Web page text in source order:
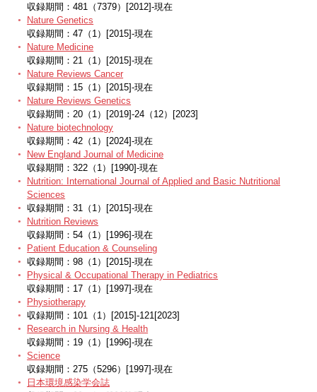
収録期間：481（7379）[2012]-現在
Nature Genetics
収録期間：47（1）[2015]-現在
Nature Medicine
収録期間：21（1）[2015]-現在
Nature Reviews Cancer
収録期間：15（1）[2015]-現在
Nature Reviews Genetics
収録期間：20（1）[2019]-24（12）[2023]
Nature biotechnology
収録期間：42（1）[2024]-現在
New England Journal of Medicine
収録期間：322（1）[1990]-現在
Nutrition: International Journal of Applied and Basic Nutritional
Sciences
収録期間：31（1）[2015]-現在
Nutrition Reviews
収録期間：54（1）[1996]-現在
Patient Education & Counseling
収録期間：98（1）[2015]-現在
Physical & Occupational Therapy in Pediatrics
収録期間：17（1）[1997]-現在
Physiotherapy
収録期間：101（1）[2015]-121[2023]
Research in Nursing & Health
収録期間：19（1）[1996]-現在
Science
収録期間：275（5296）[1997]-現在
日本環境感染学会誌